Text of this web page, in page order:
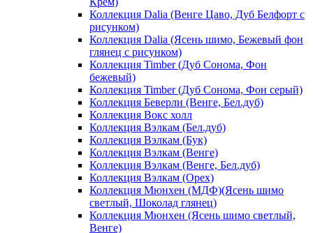
Коллекция Dalia (Венге Цаво, Дуб Белфорт с
рисунком)
Коллекция Dalia (Ясень шимо, Бежевый фон
глянец с рисунком)
Коллекция Timber (Дуб Сонома, Фон
бежевый)
Коллекция Timber (Дуб Сонома, Фон серый)
Коллекция Беверли (Венге, Бел.дуб)
Коллекция Вокс холл
Коллекция Вэлкам (Бел.дуб)
Коллекция Вэлкам (Бук)
Коллекция Вэлкам (Венге)
Коллекция Вэлкам (Венге, Бел.дуб)
Коллекция Вэлкам (Орех)
Коллекция Мюнхен (МДФ)(Ясень шимо
светлый, Шоколад глянец)
Коллекция Мюнхен (Ясень шимо светлый,
Венге)